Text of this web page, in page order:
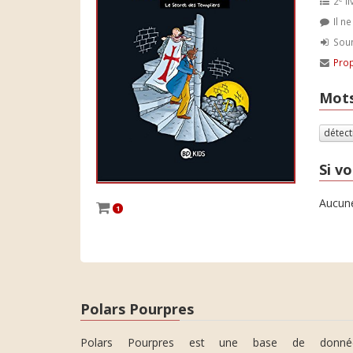
1
Il
Si
Polars Pourpres
Polars Pourpres est une base de